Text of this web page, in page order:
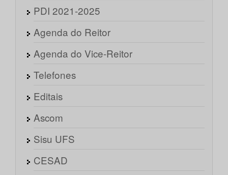
PDI 2021-2025
Agenda do Reitor
Agenda do Vice-Reitor
Telefones
Editais
Ascom
Sisu UFS
CESAD